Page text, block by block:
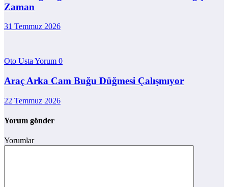
Zaman
31 Temmuz 2026
Oto Usta Yorum 0
Araç Arka Cam Buğu Düğmesi Çalışmıyor
22 Temmuz 2026
Yorum gönder
Yorumlar